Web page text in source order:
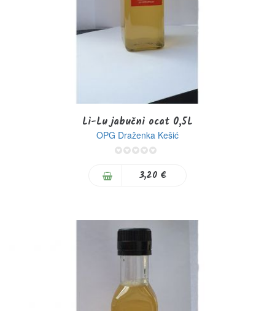
Li-Lu jabučni ocat 0,5L
OPG Draženka Kešić
3,20 €